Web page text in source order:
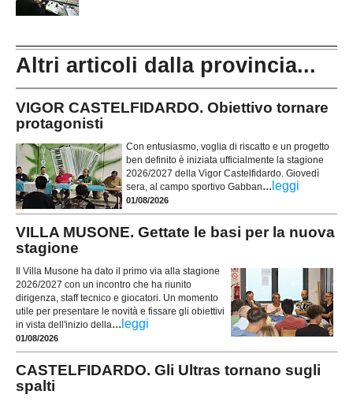
Altri articoli dalla provincia...
VIGOR CASTELFIDARDO. Obiettivo tornare
protagonisti
Con entusiasmo, voglia di riscatto e un progetto
ben definito è iniziata ufficialmente la stagione
2026/2027 della Vigor Castelfidardo. Giovedì
sera, al campo sportivo Gabban... leggi
01/08/2026
VILLA MUSONE. Gettate le basi per la nuova
stagione
Il Villa Musone ha dato il primo via alla stagione
2026/2027 con un incontro che ha riunito
dirigenza, staff tecnico e giocatori. Un momento
utile per presentare le novità e fissare gli obiettivi
in vista dell'inizio della... leggi
01/08/2026
CASTELFIDARDO. Gli Ultras tornano sugli
spalti